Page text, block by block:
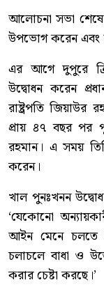
আলোচনা সভা শেষে
উপভোগ করেন এবং
এর আগে দুপুরে
উদ্বোধন করেন
রাষ্ট্রপতি
প্রায় ৪৭ বছর পর
রহমান। এ সময়
করেন।
খাল পুনঃখনন
‘যেকোনো
আইন মেনে চলতে
চলাচলে বাধা ও
করার চেষ্টা করছে।’